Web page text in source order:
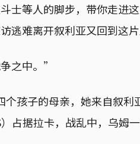
士等人的脚步，带你走
逃难离开叙利亚又回到这片
之中。”
孩子的母亲，她来自叙利
占据拉卡，战乱中，乌姆